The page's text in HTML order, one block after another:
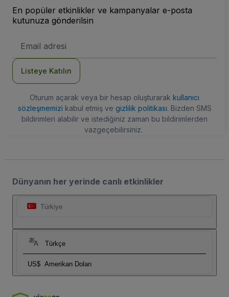
En popüler etkinlikler ve kampanyalar e-posta
kutunuza gönderilsin
posta
Listeye Katılın
Oturum açarak veya bir hesap oluşturarak kullanıcı
sözleşmemizi kabul etmiş ve gizlilik politikası. Bizden SMS
bildirimleri alabilir ve istediğiniz zaman bu bildirimlerden
vazgeçebilirsiniz.
Dünyanın her yerinde canlı etkinlikler
Türkiye
Türkçe
US$ Amerikan Doları